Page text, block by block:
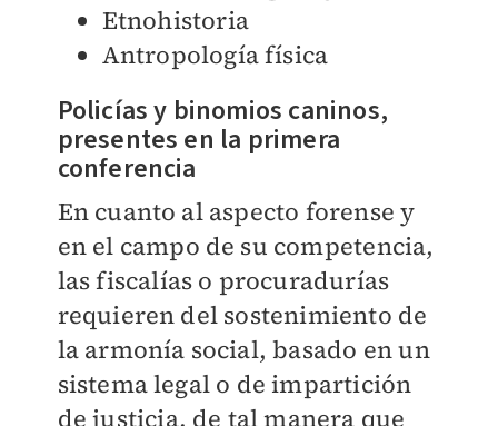
Etnohistoria
Antropología física
Policías y binomios caninos,
presentes en la primera
conferencia
En cuanto al aspecto forense y
en el campo de su competencia,
las fiscalías o procuradurías
requieren del sostenimiento de
la armonía social, basado en un
sistema legal o de impartición
de justicia, de tal manera que